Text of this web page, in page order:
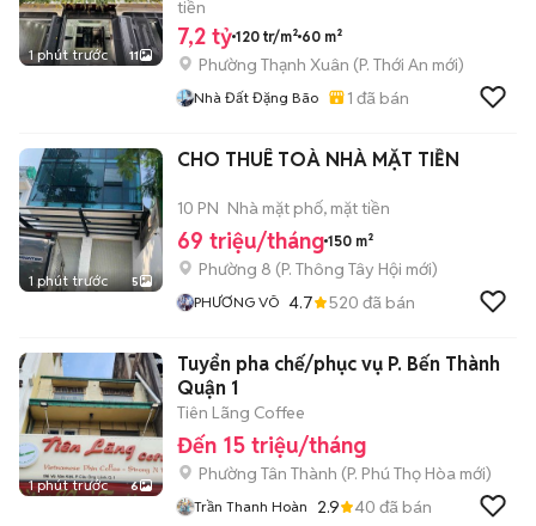
1 phút trước 11
tiền
7,2 tỷ 120 tr/m² 60 m²
Phường Thạnh Xuân (P. Thới An mới)
Nhà Đất Đặng Bão 1 đã bán
1 phút trước 5
CHO THUÊ TOÀ NHÀ MẶT TIỀN
10 PN Nhà mặt phố, mặt tiền
69 triệu/tháng 150 m²
Phường 8 (P. Thông Tây Hội mới)
PHƯƠNG VÕ 4.7 520 đã bán
1 phút trước 6
Tuyển pha chế/phục vụ P. Bến Thành
Quận 1
Tiên Lãng Coffee
Đến 15 triệu/tháng
Phường Tân Thành (P. Phú Thọ Hòa mới)
Trần Thanh Hoàn 2.9 40 đã bán